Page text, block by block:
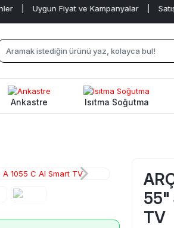
Uygun Fiyat ve Kampanyalar | Satış
Ankastre Isıtma Soğutma
55"
TV